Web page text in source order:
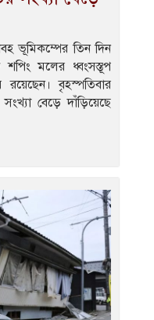
ভূমিকম্পের তিন দিন
শপিং মলের ধ্বংসস্তূপ
বৃহস্পতিবার
বেড়ে দাঁড়িয়েছে